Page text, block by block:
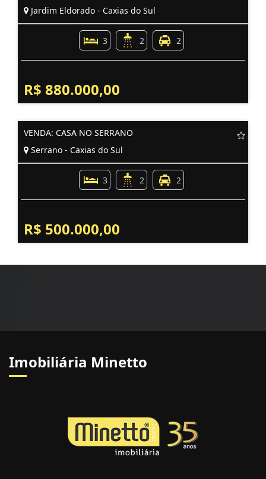
Jardim Eldorado - Caxias do Sul
3 2 2
R$ 880.000,00
VENDA: CASA NO SERRANO
Serrano - Caxias do Sul
3 2 2
R$ 500.000,00
Imobiliária Minetto